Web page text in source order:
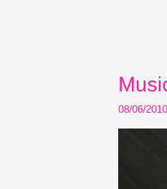
08/06/